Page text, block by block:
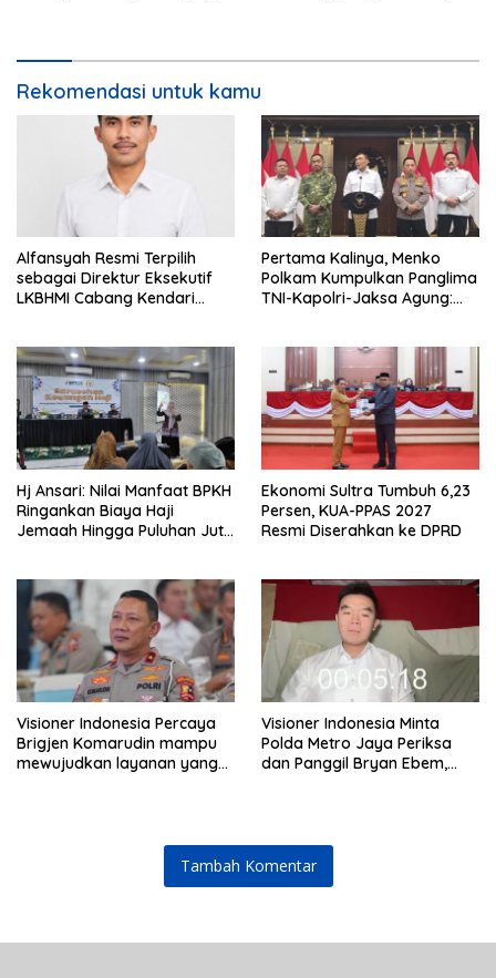
Rekomendasi untuk kamu
Alfansyah Resmi Terpilih
sebagai Direktur Eksekutif
LKBHMI Cabang Kendari
Pertama Kalinya, Menko
Polkam Kumpulkan Panglima
TNI-Kapolri-Jaksa Agung:
Hj Ansari: Nilai Manfaat BPKH
Ringankan Biaya Haji
Jemaah Hingga Puluhan Juta
Ekonomi Sultra Tumbuh 6,23
Persen, KUA-PPAS 2027
Resmi Diserahkan ke DPRD
Visioner Indonesia Percaya
Brigjen Komarudin mampu
mewujudkan layanan yang
Visioner Indonesia Minta
Polda Metro Jaya Periksa
dan Panggil Bryan Ebem,
Tambah Komentar